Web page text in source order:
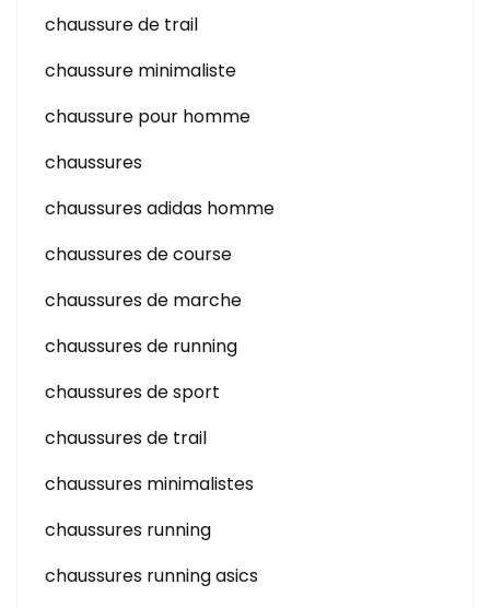
chaussure de trail
chaussure minimaliste
chaussure pour homme
chaussures
chaussures adidas homme
chaussures de course
chaussures de marche
chaussures de running
chaussures de sport
chaussures de trail
chaussures minimalistes
chaussures running
chaussures running asics